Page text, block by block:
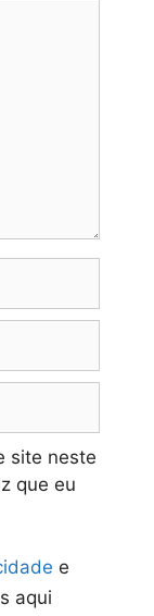
site neste
que eu
e
aqui